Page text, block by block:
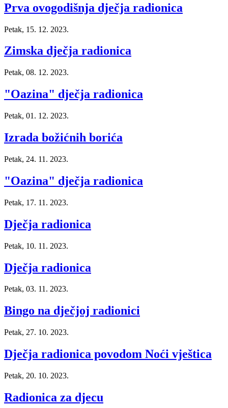
Prva ovogodišnja dječja radionica
Petak, 15. 12. 2023.
Zimska dječja radionica
Petak, 08. 12. 2023.
"Oazina" dječja radionica
Petak, 01. 12. 2023.
Izrada božićnih borića
Petak, 24. 11. 2023.
"Oazina" dječja radionica
Petak, 17. 11. 2023.
Dječja radionica
Petak, 10. 11. 2023.
Dječja radionica
Petak, 03. 11. 2023.
Bingo na dječjoj radionici
Petak, 27. 10. 2023.
Dječja radionica povodom Noći vještica
Petak, 20. 10. 2023.
Radionica za djecu